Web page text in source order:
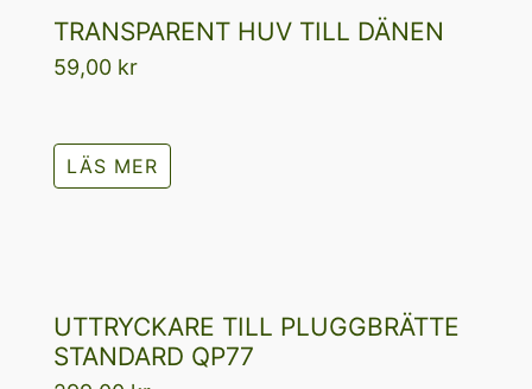
TRANSPARENT HUV TILL DÄNEN
59,00 kr
LÄS MER
UTTRYCKARE TILL PLUGGBRÄTTE
STANDARD QP77